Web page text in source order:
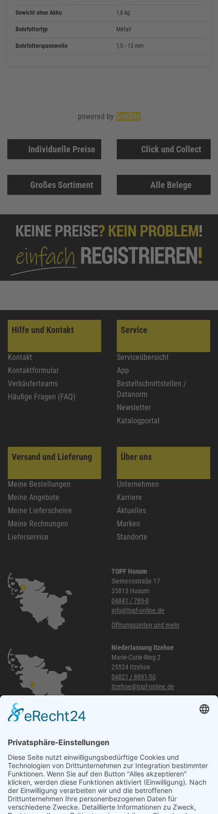
Gewicht ohne Akku 1,8 kg
Bohrfuttertyp Metall
Bohrfutterspannweite 1,5 - 13 mm
Individuelle Preise Click und Collect
Großes Sortiment Alle Belege
Hilfe und Kontakt
Kontakt
Kontaktformular
Verkäuferteams
Häufige Fragen (FAQ)
Service
Serviceübersicht
App
Bestellschnittstellen /
Datanorm
Newsletter
Katalogportal
Versand und Lieferung
Meine Bestellungen
Meine Angebote
Meine Lieferscheine
Meine Rechnungen
Lieferservice
Über uns
Unternehmen
Karriere
Aktuelles
Marken
Standorte
TOPF Husum
Siemensstraße 17
25813 Husum
04841 / 789-0
info@topf-online.de
Öffnungszeiten und mehr
Niederlassung Itzehoe
Marie-Curie-Ring 2
25524 Itzehoe
04821 / 8891-50
itzehoe@topf-online.de
040 / 21 04 04 04-04
glinde@topf-online.de
Öffnungszeiten und mehr
powered by SellSite